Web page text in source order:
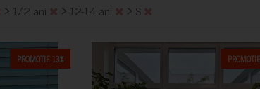
> 1/2 ani > 12-14 ani > S
PROMOTIE 13%